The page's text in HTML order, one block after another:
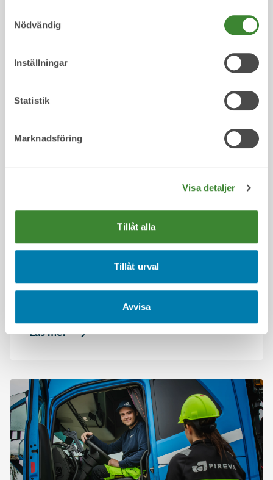
Nödvändig
Inställningar
Statistik
Marknadsföring
Visa detaljer
Tillåt alla
Tillåt urval
Avvisa
Montessori årskurs 5 på Christinaskolan
vinner Återvinnaren 2026
Pratande återvinningskärl, tydliga budskap
och massor av färg. Det vinnande bidraget i
Pirevas tävling Återvinnaren 2026 handlar
om att återanvända, återbruka och
återvinna – och kommer nu att pryda en av
Läs mer